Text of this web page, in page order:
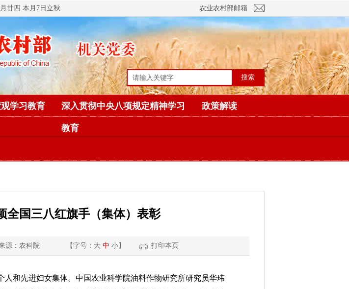
廿四 本月7日立秋 农业农村部邮箱
搜索
学习教育 深入贯彻中央八项规定精神学习
教育
政策解读
全国三八红旗手（集体）表彰
源：农科院 【字号： 大 中 小】 打印本页
和先进妇女集体。中国农业科学院油料作物研究所研究员华玮